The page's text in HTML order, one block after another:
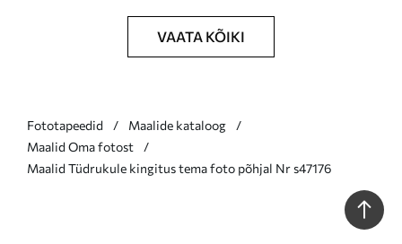
VAATA KÕIKI
Fototapeedid
Maalide kataloog
Maalid Oma fotost
Maalid Tüdrukule kingitus tema foto põhjal Nr s47176